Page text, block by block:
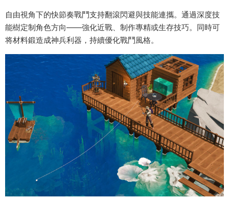
自由視角下的快節奏戰鬥支持翻滾閃避與技能連攜。通過深度技
能樹定制角色方向——強化近戰、制作專精或生存技巧。同時可
将材料鍛造成神兵利器，持續優化戰鬥風格。